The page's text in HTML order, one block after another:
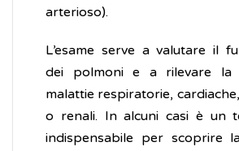
arterioso).
L’esame serve a valutare il
dei polmoni e a rilevare la
malattie respiratorie,
o renali. In alcuni casi è un
indispensabile per scoprire